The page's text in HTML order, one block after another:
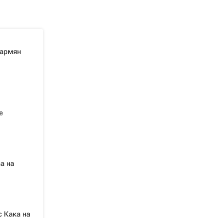
на
Кака на